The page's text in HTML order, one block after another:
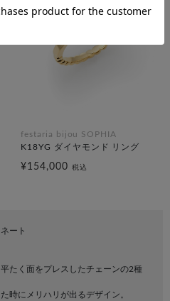
festaria bijou SOPHIA
K18YG ダイヤモンド リング
¥154,000 税込
ート
たく面をプレスしたチェーンの2種
時にメリハリが出るデザイン。